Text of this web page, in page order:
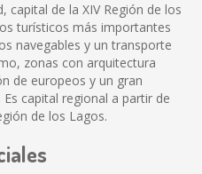
capital de la XIV Región de los
turísticos más importantes
navegables y un transporte
zonas con arquitectura
de europeos y un gran
capital regional a partir de
de los Lagos.